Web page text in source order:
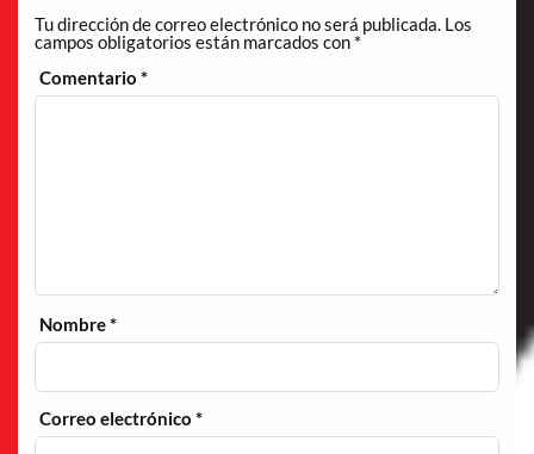
Tu dirección de correo electrónico no será publicada. Los
campos obligatorios están marcados con *
Comentario*
Nombre*
Correo electrónico*